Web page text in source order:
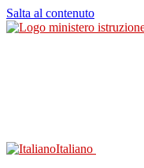
Salta al contenuto
Italiano